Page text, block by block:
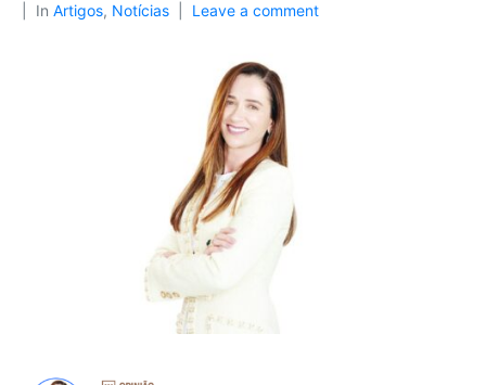
In Artigos, Notícias Leave a comment